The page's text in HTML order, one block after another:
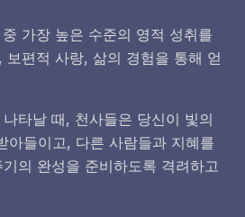
가장 높은 수준의 영적 성취를
보편적 사랑, 삶의 경험을 통해 얻
타날 때, 천사들은 당신이 빛의
아들이고, 다른 사람들과 지혜를
의 완성을 준비하도록 격려하고